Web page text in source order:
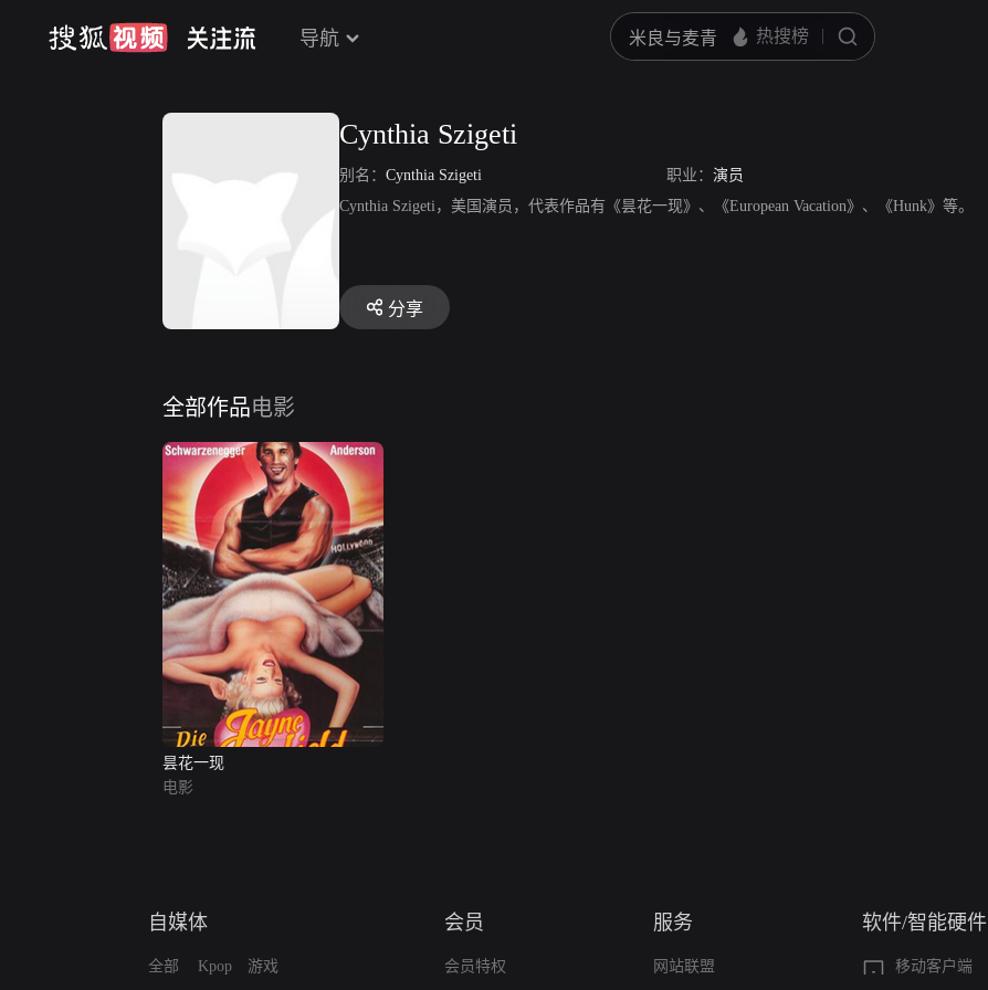
导航
Cynthia Szigeti
别名： Cynthia Szigeti 职业： 演员
Cynthia Szigeti，美国演员，代表作品有《昙花一现》、《European Vacation》、《Hunk》等。
分享
全部作品电影
昙花一现
电影
自媒体
全部 Kpop 游戏
会员
会员特权
服务
网站联盟
软件/智能硬件
移动客户端